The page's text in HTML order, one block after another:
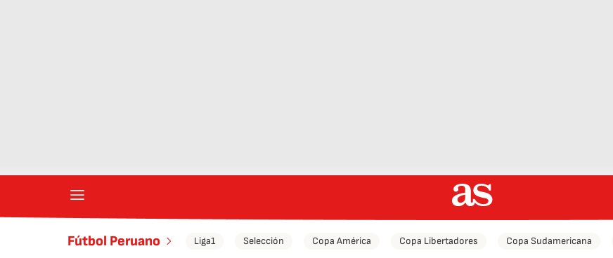
Fútbol Peruano Liga1 Selección Copa América Copa Libertadores Copa Sudamericana